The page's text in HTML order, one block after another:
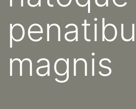
magnis